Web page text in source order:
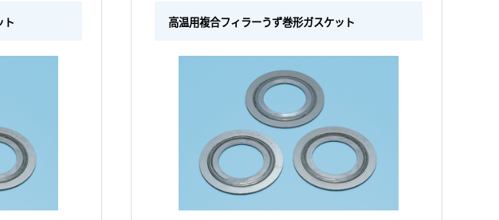
ト 高温用複合フィラーうず巻形ガスケット